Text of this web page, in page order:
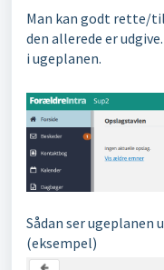
Man kan godt rette/
den allerede er
i ugeplanen.
Sådan ser
(eksempel)